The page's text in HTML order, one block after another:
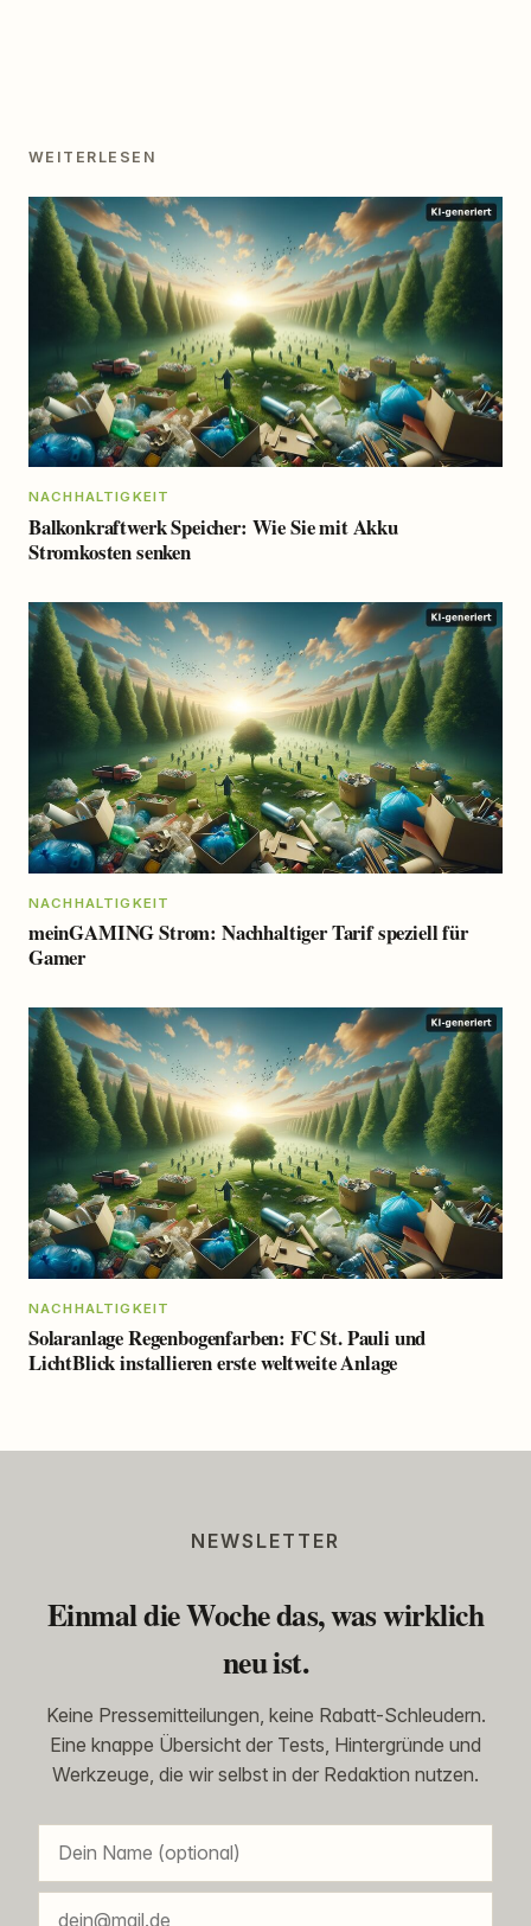
WEITERLESEN
NACHHALTIGKEIT
Balkonkraftwerk Speicher: Wie Sie mit Akku
Stromkosten senken
NACHHALTIGKEIT
meinGAMING Strom: Nachhaltiger Tarif speziell für
Gamer
NACHHALTIGKEIT
Solaranlage Regenbogenfarben: FC St. Pauli und
LichtBlick installieren erste weltweite Anlage
NEWSLETTER
Einmal die Woche das, was wirklich
neu ist.
Keine Pressemitteilungen, keine Rabatt-Schleudern.
Eine knappe Übersicht der Tests, Hintergründe und
Werkzeuge, die wir selbst in der Redaktion nutzen.